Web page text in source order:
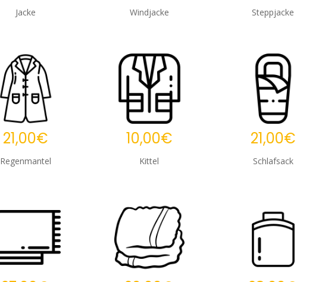
Jacke Windjacke Steppjacke
21,00€
Regenmantel
10,00€
Kittel
21,00€
Schlafsack